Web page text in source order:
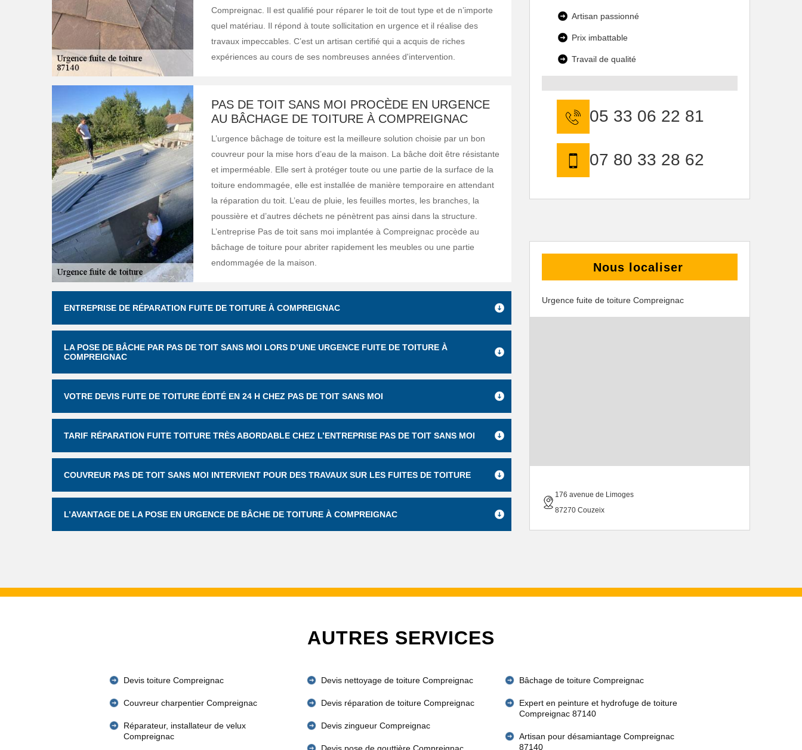
Compreignac. Il est qualifié pour réparer le toit de tout type et de n’importe
quel matériau. Il répond à toute sollicitation en urgence et il réalise des
travaux impeccables. C’est un artisan certifié qui a acquis de riches
expériences au cours de ses nombreuses années d'intervention.
PAS DE TOIT SANS MOI PROCÈDE EN URGENCE
AU BÂCHAGE DE TOITURE À COMPREIGNAC
L’urgence bâchage de toiture est la meilleure solution choisie par un bon
couvreur pour la mise hors d’eau de la maison. La bâche doit être résistante
et imperméable. Elle sert à protéger toute ou une partie de la surface de la
toiture endommagée, elle est installée de manière temporaire en attendant
la réparation du toit. L’eau de pluie, les feuilles mortes, les branches, la
poussière et d’autres déchets ne pénètrent pas ainsi dans la structure.
L’entreprise Pas de toit sans moi implantée à Compreignac procède au
bâchage de toiture pour abriter rapidement les meubles ou une partie
endommagée de la maison.
ENTREPRISE DE RÉPARATION FUITE DE TOITURE À COMPREIGNAC
LA POSE DE BÂCHE PAR PAS DE TOIT SANS MOI LORS D’UNE URGENCE FUITE DE TOITURE À
COMPREIGNAC
VOTRE DEVIS FUITE DE TOITURE ÉDITÉ EN 24 H CHEZ PAS DE TOIT SANS MOI
TARIF RÉPARATION FUITE TOITURE TRÈS ABORDABLE CHEZ L’ENTREPRISE PAS DE TOIT SANS MOI
COUVREUR PAS DE TOIT SANS MOI INTERVIENT POUR DES TRAVAUX SUR LES FUITES DE TOITURE
L’AVANTAGE DE LA POSE EN URGENCE DE BÂCHE DE TOITURE À COMPREIGNAC
Artisan passionné
Prix imbattable
Travail de qualité
05 33 06 22 81
07 80 33 28 62
Nous localiser
Urgence fuite de toiture Compreignac
176 avenue de Limoges
87270 Couzeix
AUTRES SERVICES
Devis toiture Compreignac
Couvreur charpentier Compreignac
Réparateur, installateur de velux
Compreignac
Devis nettoyage de toiture Compreignac
Devis réparation de toiture Compreignac
Devis zingueur Compreignac
Bâchage de toiture Compreignac
Expert en peinture et hydrofuge de toiture
Compreignac 87140
Artisan pour désamiantage Compreignac
87140